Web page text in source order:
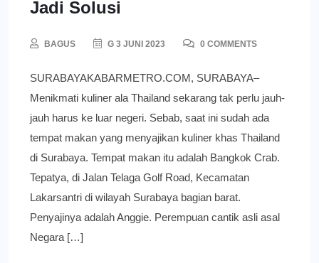
Jadi Solusi
BAGUS G 3 JUNI 2023 0 COMMENTS
SURABAYAKABARMETRO.COM, SURABAYA–
Menikmati kuliner ala Thailand sekarang tak perlu jauh-
jauh harus ke luar negeri. Sebab, saat ini sudah ada
tempat makan yang menyajikan kuliner khas Thailand
di Surabaya. Tempat makan itu adalah Bangkok Crab.
Tepatya, di Jalan Telaga Golf Road, Kecamatan
Lakarsantri di wilayah Surabaya bagian barat.
Penyajinya adalah Anggie. Perempuan cantik asli asal
Negara […]